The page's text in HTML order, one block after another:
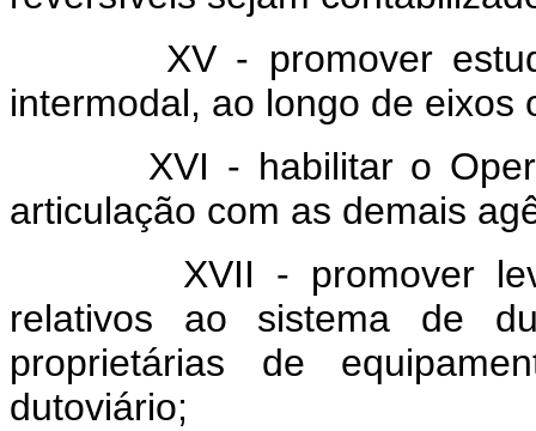
XV - promover estudos
intermodal, ao longo de eixos
XVI - habilitar o
articulação com as demais
XVII - promover
relativos ao sistema de
proprietárias de
dutoviário;